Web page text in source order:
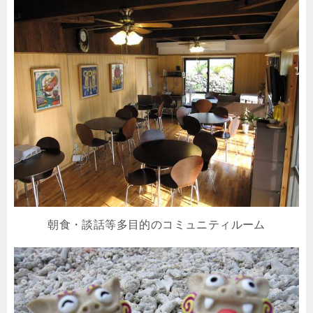
朝食・談話等多目的のコミュニティルーム